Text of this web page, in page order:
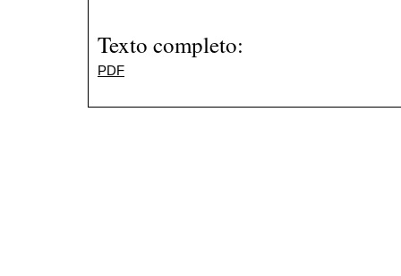
Texto completo:
PDF